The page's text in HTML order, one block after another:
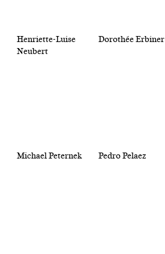
Henriette-Luise
Neubert
Dorothée Erbiner
Michael Peternek Pedro Pelaez